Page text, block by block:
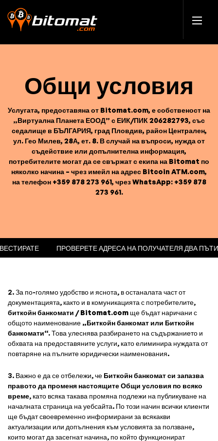
Общи условия
Услугата, предоставяна от Bitomat.com, е собственост на
„Виртуална Планета ЕООД” с ЕИК/ПИК 206282793, със
седалище в БЪЛГАРИЯ, град Пловдив, район Централен,
ул. Гео Милев, 28А, ет. 8. В случай на въпроси, нужда от
съдействие или допълнителна информация,
потребителите могат да се свържат с екипа на Bitomat по
няколко начина – чрез имейл на адрес Bitcoin ATM.com,
на телефон +359 878 273 961, чрез WhatsApp: +359 878
273 961.
ДА ИНВЕСТИРАТЕ ПРОВЕРЕТЕ АДРЕСА НА ПОЛУЧАТЕЛЯ
2. За по-голямо удобство и яснота, в останалата част от
документацията, както и в комуникацията с потребителите,
биткойн банкомати / Bitomat.com ще бъдат наричани с
общото наименование „Биткойн банкомат или Биткойн
банкомати“.Това улеснява разбирането на съдържанието и
обхвата на предоставяните услуги, като елиминира нуждата от
повтаряне на пълните юридически наименования.
3. Важно е да се отбележи, че Биткойн банкомат си запазва
правото да променя настоящите Общи условия по всяко
време, като всяка такава промяна подлежи на публикуване на
началната страница на уебсайта. По този начин всички клиенти
ще бъдат своевременно информирани за всякакви
актуализации или допълнения към условията за ползване,
които могат да засегнат начина, по който функционират